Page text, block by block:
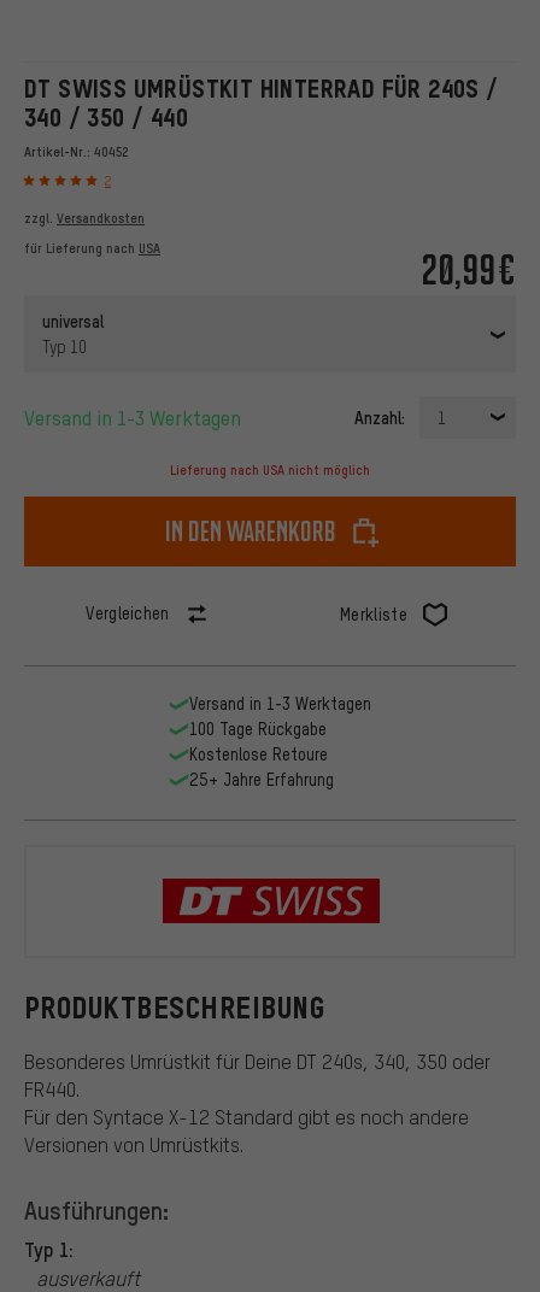
DT SWISS UMRÜSTKIT HINTERRAD FÜR 240S /
340 / 350 / 440
Artikel-Nr.: 40452
2
20,99€
zzgl. Versandkosten
für Lieferung nach USA
universal
Typ 10
Versand in 1-3 Werktagen Anzahl: 1
Lieferung nach USA nicht möglich
In den Warenkorb
Vergleichen Merkliste
PRODUKTBESCHREIBUNG
Besonderes Umrüstkit für Deine DT 240s, 340, 350 oder
FR440.
Für den Syntace X-12 Standard gibt es noch andere
Versionen von Umrüstkits.
Ausführungen:
Typ 1:
ausverkauft
Versand in 1-3 Werktagen
100 Tage Rückgabe
Kostenlose Retoure
25+ Jahre Erfahrung
DT Swiss